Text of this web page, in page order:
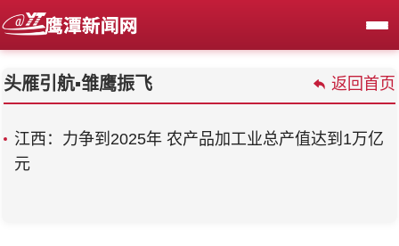
头雁引航▪雏鹰振飞 返回首页
江西：力争到2025年 农产品加工业总产值达到1万亿
元